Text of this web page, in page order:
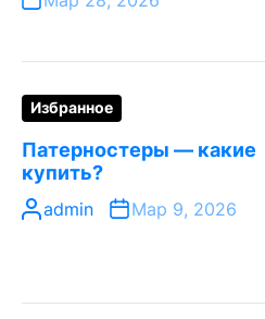
Избранное
Патерностеры — какие
купить?
admin Мар 9, 2026